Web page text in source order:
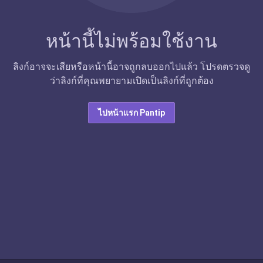
หน้านี้ไม่พร้อมใช้งาน
ลิงก์อาจจะเสียหรือหน้านี้อาจถูกลบออกไปแล้ว โปรดตรวจดู
ว่าลิงก์ที่คุณพยายามเปิดเป็นลิงก์ที่ถูกต้อง
ไปหน้าแรก Pantip